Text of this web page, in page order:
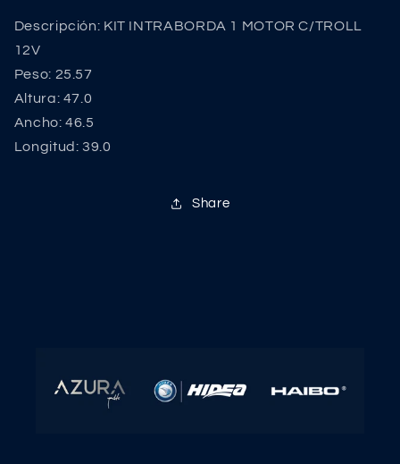
Descripción: KIT INTRABORDA 1 MOTOR C/TROLL
12V
Peso: 25.57
Altura: 47.0
Ancho: 46.5
Longitud: 39.0
Share